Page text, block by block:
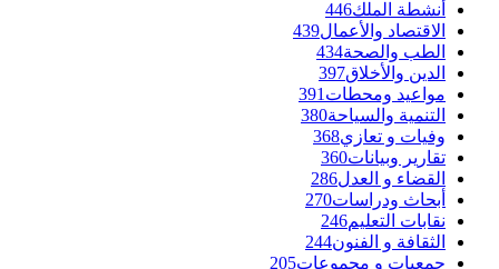
أنشطة الملك446
الاقتصاد والأعمال439
الطب والصحة434
الدين والأخلاق397
مواعيد ومحطات 391
التنمية والسياحة380
وفيات و تعازي368
تقارير وبيانات360
القضاء و العدل286
أبحاث ودراسات270
نقابات التعليم246
الثقافة و الفنون244
جمعيات و مجموعات205